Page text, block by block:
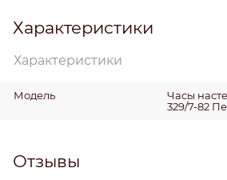
Характеристики
Характеристики
Модель
Часы
329/7-82
Отзывы